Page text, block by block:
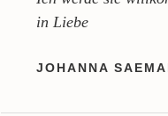
in Liebe
JOHANNA